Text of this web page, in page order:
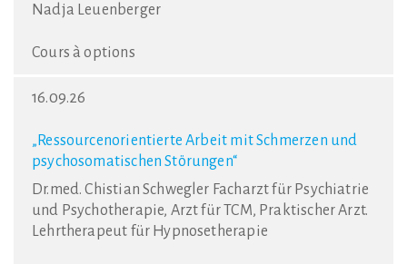
Nadja Leuenberger
Cours à options
16.09.26
„Ressourcenorientierte Arbeit mit Schmerzen und
psychosomatischen Störungen“
Dr.med. Chistian Schwegler Facharzt für Psychiatrie
und Psychotherapie, Arzt für TCM, Praktischer Arzt.
Lehrtherapeut für Hypnosetherapie